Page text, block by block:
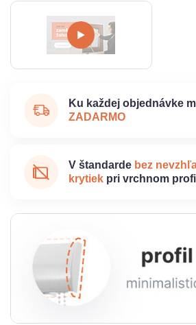
Ku každej objednávke
ZADARMO
V štandarde bez
krytiek pri vrchnom